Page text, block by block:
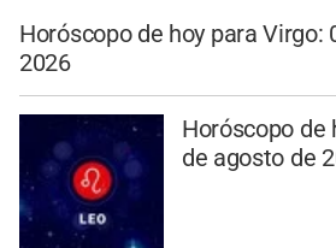
Horóscopo de hoy para Virgo:
2026
Horóscopo de
de agosto de